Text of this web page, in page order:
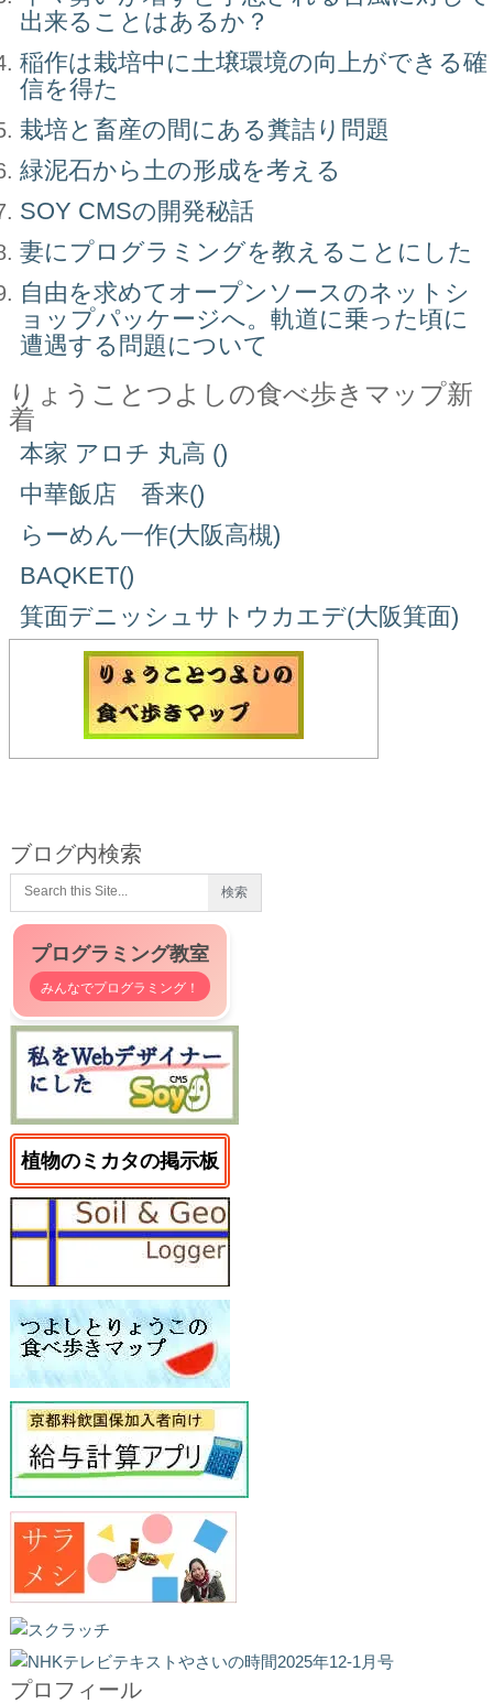
出来ることはあるか？
稲作は栽培中に土壌環境の向上ができる確
信を得た
栽培と畜産の間にある糞詰り問題
緑泥石から土の形成を考える
SOY CMSの開発秘話
妻にプログラミングを教えることにした
自由を求めてオープンソースのネットシ
ョップパッケージへ。軌道に乗った頃に
遭遇する問題について
りょうことつよしの食べ歩きマップ新
着
本家 アロチ 丸高 ()
中華飯店 香来()
らーめん一作(大阪高槻)
BAQKET()
箕面デニッシュサトウカエデ(大阪箕面)
ブログ内検索
プログラミング教室
みんなでプログラミング！
植物のミカタの掲示板
プロフィール